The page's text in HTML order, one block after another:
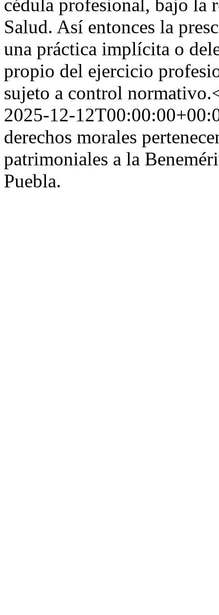
cédula profesional, bajo la
Salud. Así entonces la
una práctica implícita o
propio del ejercicio
sujeto a control
2025-12-
derechos morales
patrimoniales a la
Puebla.